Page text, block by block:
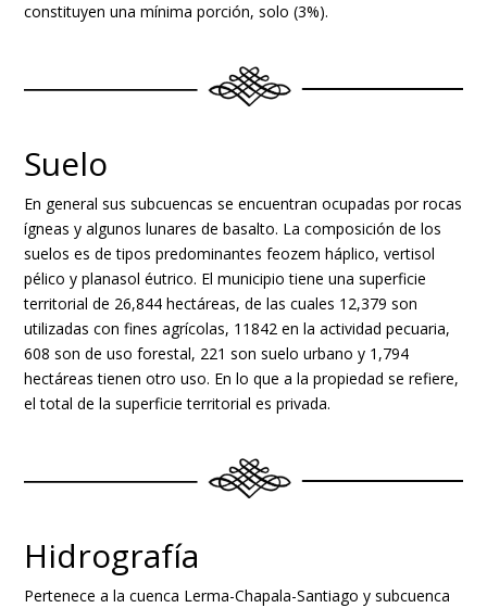
constituyen una mínima porción, solo (3%).
Suelo
En general sus subcuencas se encuentran ocupadas por rocas
ígneas y algunos lunares de basalto. La composición de los
suelos es de tipos predominantes feozem háplico, vertisol
pélico y planasol éutrico. El municipio tiene una superficie
territorial de 26,844 hectáreas, de las cuales 12,379 son
utilizadas con fines agrícolas, 11842 en la actividad pecuaria,
608 son de uso forestal, 221 son suelo urbano y 1,794
hectáreas tienen otro uso. En lo que a la propiedad se refiere,
el total de la superficie territorial es privada.
Hidrografía
Pertenece a la cuenca Lerma-Chapala-Santiago y subcuenca